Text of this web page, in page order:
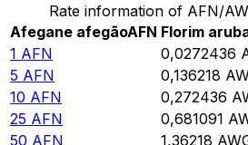
Rate information of AFN/
Afegane afegãoAFN Florim
1 AFN 0,0272436
5 AFN 0,136218
10 AFN 0,272436
25 AFN 0,681091
50 AFN 1,36218